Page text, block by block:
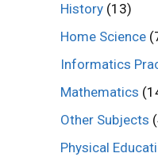
History (13)
Home Science
Informatics
Mathematics
Other Subjects
Physical